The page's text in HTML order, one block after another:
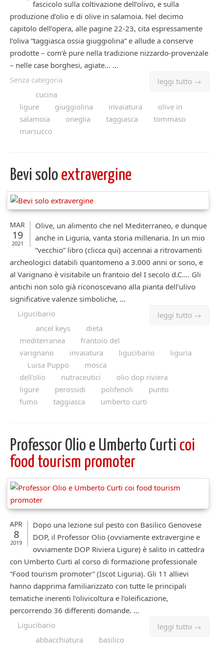
fascicolo sulla coltivazione dell’olivo, e sulla
produzione d’olio e di olive in salamoia. Nel decimo
capitolo dell’opera, alle pagine 22-23, cita espressamente
l’oliva “taggiasca ossia giuggiolina” e allude a conserve
prodotte – com’è pure nella tradizione nizzardo-provenzale
– nelle case borghesi, agiate… ...
leggi tutto →
Senza categoria
cucina
ligure
giuggiolina invaiatura
olive in
salamoia
oneglia taggiasca
tommaso
marsucco
Bevi solo extravergine
MAR
19
2021
Olive, un alimento che nel Mediterraneo, e dunque
anche in Liguria, vanta storia millenaria. In un mio
“vecchio” libro (clicca qui) accennai a ritrovamenti
archeologici databili quantomeno a 3.000 anni or sono, e
al Varignano è visitabile un frantoio del I secolo d.C…. Gli
antichi non solo già riconoscevano alla pianta dell’ulivo
significative valenze simboliche, ...
leggi tutto →
Ligucibario
ancel keys
dieta
mediterranea
frantoio del
varignano
invaiatura ligucibario
liguria
Luisa Puppo
mosca
dell'olio
nutraceutici
olio dop riviera
ligure
perossidi polifenoli
punto
fumo
taggiasca umberto curti
Professor Olio e Umberto Curti coi
food tourism promoter
APR
8
2019
Dopo una lezione sul pesto con Basilico Genovese
DOP, il Professor Olio (ovviamente extravergine e
ovviamente DOP Riviera Ligure) è salito in cattedra
con Umberto Curti al corso di formazione professionale
“Food tourism promoter” (Iscot Liguria). Gli 11 allievi
hanno dapprima familiarizzato con tutte le principali
tematiche inerenti l’olivicoltura e l’oleificazione,
percorrendo 36 differenti domande. ...
leggi tutto →
Ligucibario
abbacchiatura
basilico